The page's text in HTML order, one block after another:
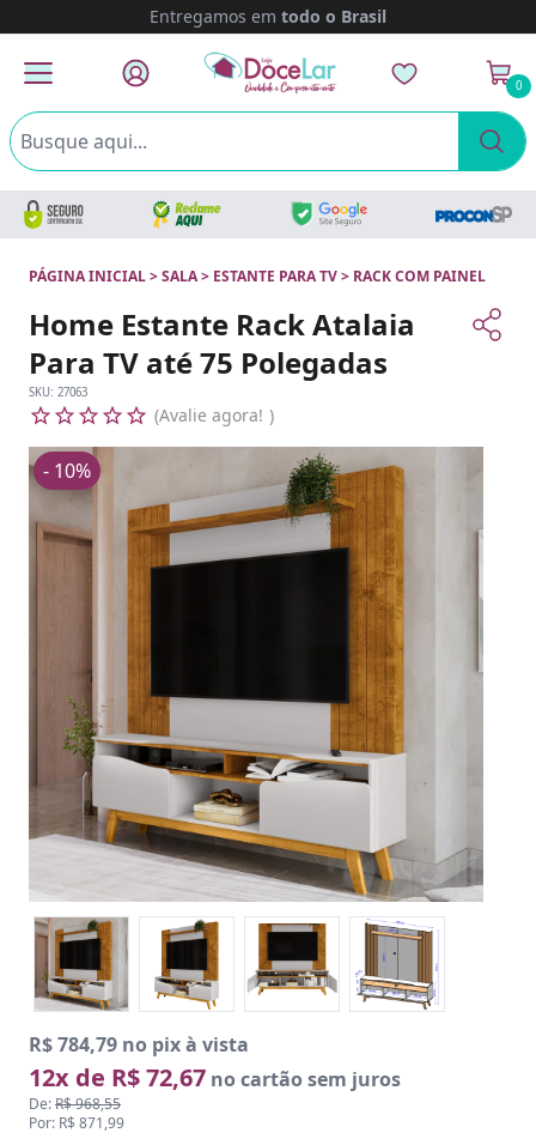
Entregamos em todo o Brasil
0
PÁGINA INICIAL>SALA> ESTANTE PARA TV> RACK COM PAINEL
Home Estante Rack Atalaia
Para TV até 75 Polegadas
SKU: 27063
Avalie agora!
R$ 784,79 no pix à vista
12x de R$ 72,67 no cartão sem juros
De:R$ 968,55
Por: R$ 871,99
- 10%